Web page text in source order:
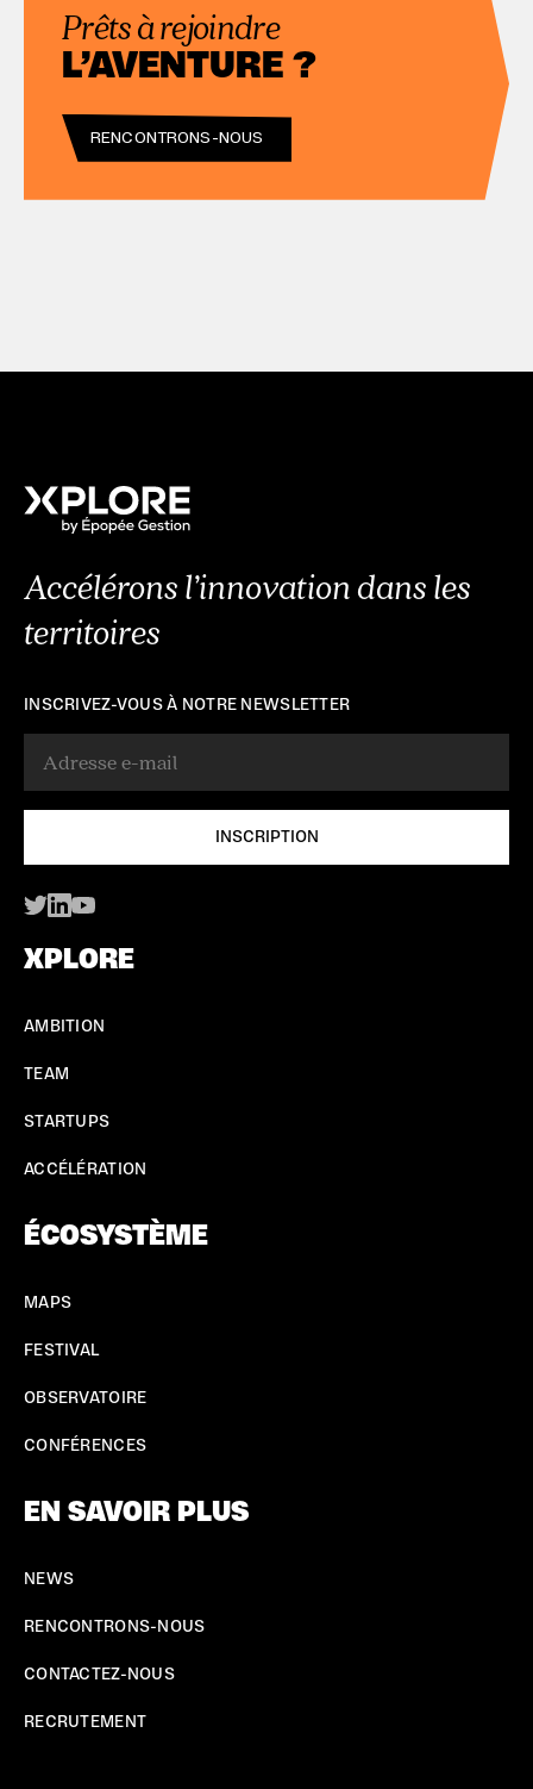
Prêts à rejoindre
L’AVENTURE ?
RENCONTRONS-NOUS
Accélérons l’innovation dans les
territoires
INSCRIVEZ-VOUS À NOTRE NEWSLETTER
XPLORE
AMBITION
TEAM
STARTUPS
ACCÉLÉRATION
ÉCOSYSTÈME
MAPS
FESTIVAL
OBSERVATOIRE
CONFÉRENCES
EN SAVOIR PLUS
NEWS
RENCONTRONS-NOUS
CONTACTEZ-NOUS
RECRUTEMENT